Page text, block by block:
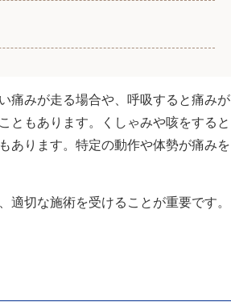
痛みが走る場合や、呼吸すると痛みが
ともあります。くしゃみや咳をすると
あります。特定の動作や体勢が痛みを
切な施術を受けることが重要です。